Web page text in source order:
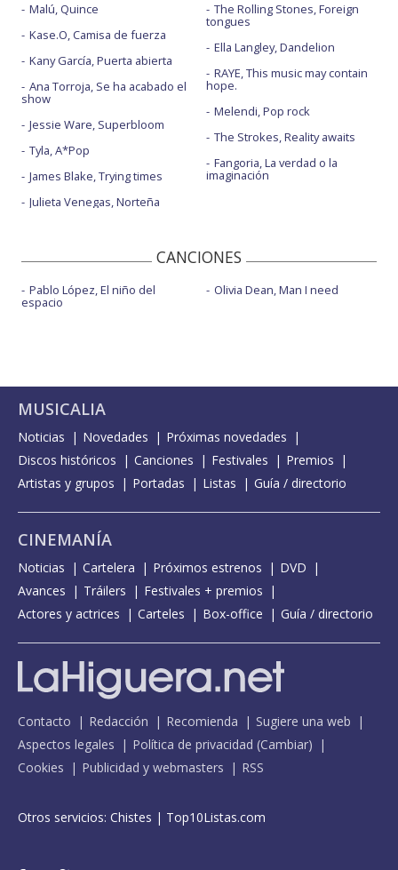
Malú, Quince
Kase.O, Camisa de fuerza
Kany García, Puerta abierta
Ana Torroja, Se ha acabado el
show
Jessie Ware, Superbloom
Tyla, A*Pop
James Blake, Trying times
Julieta Venegas, Norteña
The Rolling Stones, Foreign
tongues
Ella Langley, Dandelion
RAYE, This music may contain
hope.
Melendi, Pop rock
The Strokes, Reality awaits
Fangoria, La verdad o la
imaginación
CANCIONES
Pablo López, El niño del
espacio
Olivia Dean, Man I need
MUSICALIA
Noticias Novedades
Próximas novedades
Discos históricos
Canciones Festivales
Premios
Artistas y grupos
Portadas Listas Guía / directorio
CINEMANÍA
Noticias Cartelera Próximos estrenos
DVD
Avances
Tráilers
Festivales + premios
Actores y actrices
Carteles Box-office Guía / directorio
Contacto Redacción Recomienda
Sugiere una web
Aspectos legales
Política de privacidad (Cambiar)
Cookies
Publicidad y webmasters RSS
Otros servicios: Chistes | Top10Listas.com